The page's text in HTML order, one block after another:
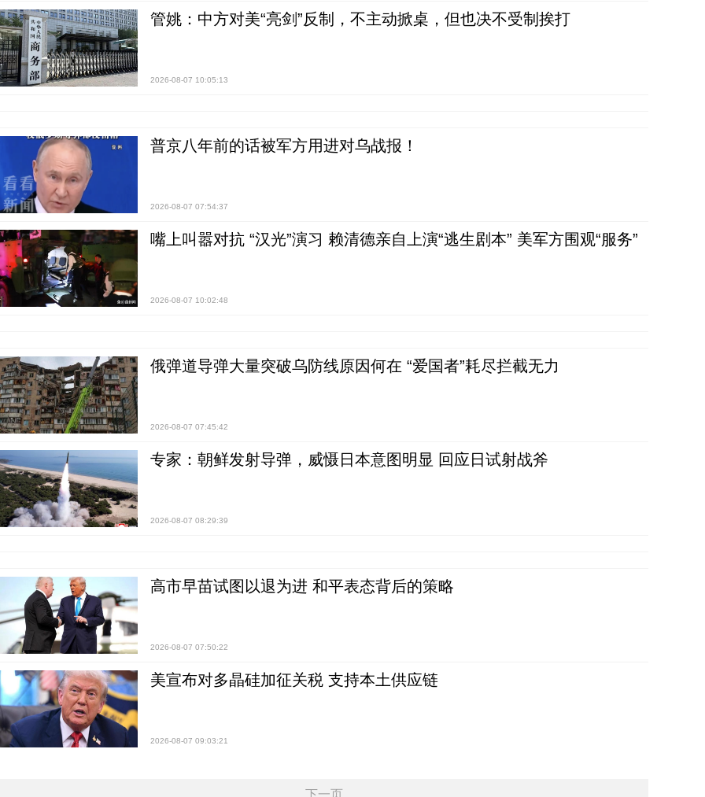
管姚：中方对美“亮剑”反制，不主动掀桌，但也决不受制挨打
2026-08-07 10:05:13
普京八年前的话被军方用进对乌战报！
2026-08-07 07:54:37
嘴上叫嚣对抗 “汉光”演习 赖清德亲自上演“逃生剧本” 美军方围观“服务”
2026-08-07 10:02:48
俄弹道导弹大量突破乌防线原因何在 “爱国者”耗尽拦截无力
2026-08-07 07:45:42
专家：朝鲜发射导弹，威慑日本意图明显 回应日试射战斧
2026-08-07 08:29:39
高市早苗试图以退为进 和平表态背后的策略
2026-08-07 07:50:22
美宣布对多晶硅加征关税 支持本土供应链
2026-08-07 09:03:21
下一页